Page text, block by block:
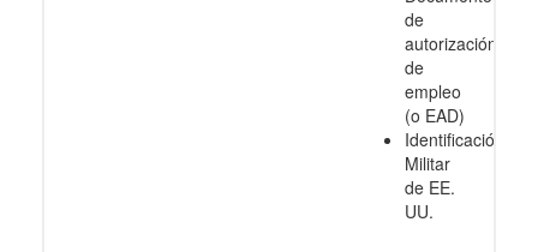
de
autorización
de
empleo
(o EAD)
Identificación
Militar
de EE.
UU.